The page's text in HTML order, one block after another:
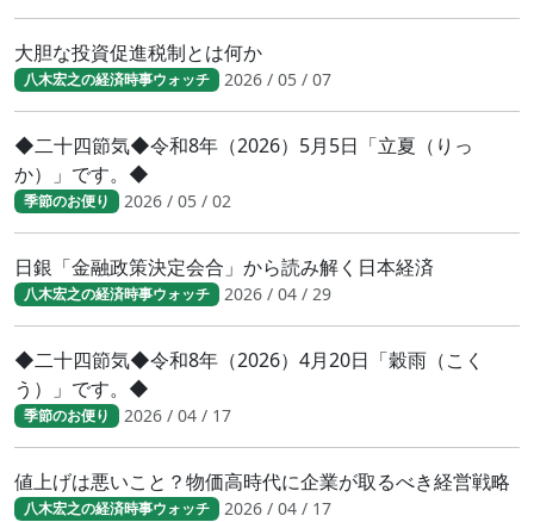
大胆な投資促進税制とは何か
八木宏之の経済時事ウォッチ 2026 / 05 / 07
◆二十四節気◆令和8年（2026）5月5日「立夏（りっ
か）」です。◆
季節のお便り 2026 / 05 / 02
日銀「金融政策決定会合」から読み解く日本経済
八木宏之の経済時事ウォッチ 2026 / 04 / 29
◆二十四節気◆令和8年（2026）4月20日「穀雨（こく
う）」です。◆
季節のお便り 2026 / 04 / 17
値上げは悪いこと？物価高時代に企業が取るべき経営戦略
八木宏之の経済時事ウォッチ 2026 / 04 / 17